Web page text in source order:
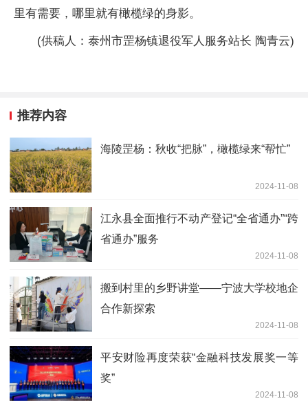
里有需要，哪里就有橄榄绿的身影。
(供稿人：泰州市罡杨镇退役军人服务站长 陶青云)
推荐内容
海陵罡杨：秋收“把脉”，橄榄绿来“帮忙”
2024-11-08
江永县全面推行不动产登记“全省通办”“跨
省通办”服务
2024-11-08
搬到村里的乡野讲堂——宁波大学校地企
合作新探索
2024-11-08
平安财险再度荣获“金融科技发展奖一等
奖”
2024-11-08